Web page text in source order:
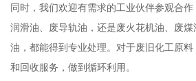
同时，我们欢迎有需求的工业伙伴参观合
润滑油、废导轨油，还是废火花机油、废
油，都能得到专业处理。对于废旧化工原
和回收服务，做到循环利用。